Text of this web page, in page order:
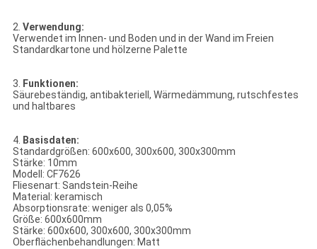
2. Verwendung:
Verwendet im Innen- und Boden und in der Wand im Freien
Standardkartone und hölzerne Palette
3. Funktionen:
Säurebeständig, antibakteriell, Wärmedämmung, rutschfestes
und haltbares
4. Basisdaten:
Standardgrößen: 600x600, 300x600, 300x300mm
Stärke: 10mm
Modell: CF7626
Fliesenart: Sandstein-Reihe
Material: keramisch
Absorptionsrate: weniger als 0,05%
Größe: 600x600mm
Stärke: 600x600, 300x600, 300x300mm
Oberflächenbehandlungen: Matt